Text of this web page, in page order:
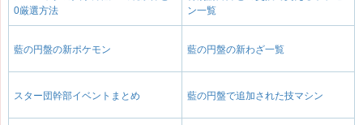
0厳選方法
ン一覧
藍の円盤の新ポケモン 藍の円盤の新わざ一覧
スター団幹部イベントまとめ 藍の円盤で追加された技マシン